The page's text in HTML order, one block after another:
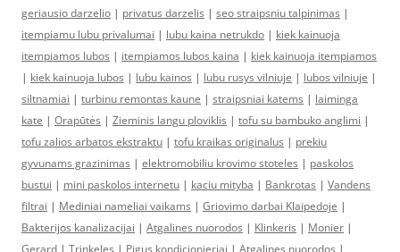
geriausio darzelio | privatus darzelis | seo straipsniu talpinimas |
itempiamu lubu privalumai | lubu kaina netrukdo | kiek kainuoja
itempiamos lubos | itempiamos lubos kaina | kiek kainuoja itempiamos
| kiek kainuoja lubos | lubu kainos | lubu rusys vilniuje | lubos vilniuje |
siltnamiai | turbinu remontas kaune | straipsniai katems | laiminga
kate | Orapūtės | Zieminis langu ploviklis | tofu su bambuko anglimi |
tofu zalios arbatos ekstraktu | tofu kraikas originalus | prekiu
gyvunams grazinimas | elektromobiliu krovimo stoteles | paskolos
bustui | mini paskolos internetu | kaciu mityba | Bankrotas | Vandens
filtrai | Mediniai nameliai vaikams | Griovimo darbai Klaipedoje |
Bakterijos kanalizacijai | Atgalines nuorodos | Klinkeris | Monier |
Gerard | Trinkeles | Pigus kondicionieriai | Atgalines nuorodos |